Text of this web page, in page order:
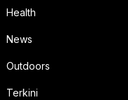
Health
News
Outdoors
Terkini